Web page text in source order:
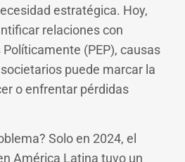
estratégica. Hoy,
relaciones con
(PEP), causas
puede marcar la
o enfrentar pérdidas
Solo en 2024, el
América Latina tuvo un